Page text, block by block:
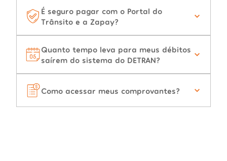
É seguro pagar com o Portal do
Trânsito e a Zapay?
Quanto tempo leva para meus débitos
saírem do sistema do DETRAN?
Como acessar meus comprovantes?